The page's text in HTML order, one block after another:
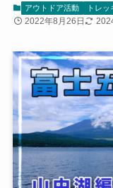
アウトドア活動 トレ
2022年8月26日